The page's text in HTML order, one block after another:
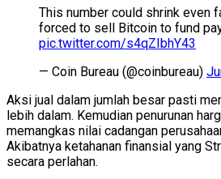
This number could shrink even
forced to sell Bitcoin to fund
pic.twitter.com/s4qZIbhY43
— Coin Bureau (@coinbureau)
Aksi jual dalam jumlah besar pasti
lebih dalam. Kemudian penurunan
memangkas nilai cadangan
Akibatnya ketahanan finansial yang
secara perlahan.